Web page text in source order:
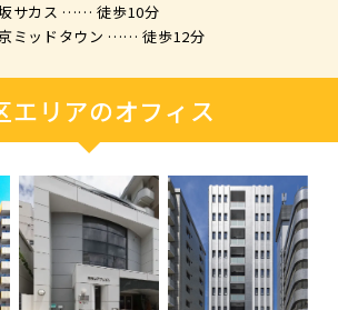
サカス …… 徒歩10分
ミッドタウン …… 徒歩12分
エリアのオフィス